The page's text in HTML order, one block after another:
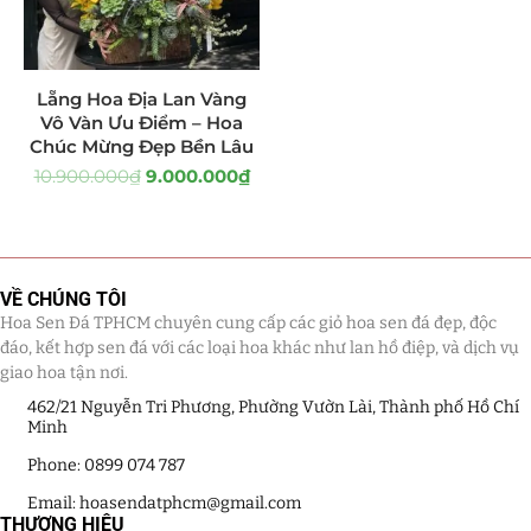
Tiểu Cảnh Lan Sen Đá
Hoa Ngày Lễ 8/3
Hoa Tặng 14/2
Quà Tặng (507)
Quà Noel - Quà Giáng Sinh
Quà Tặng Khách Hàng
Quà Tặng Sếp
Quà Tết
Lẵng Hoa Địa Lan Vàng
Vô Vàn Ưu Điểm – Hoa
Chúc Mừng Đẹp Bền Lâu
10.900.000₫ 9.000.000₫
VỀ CHÚNG TÔI
Hoa Sen Đá TPHCM chuyên cung cấp các giỏ hoa sen đá đẹp, độc
đáo, kết hợp sen đá với các loại hoa khác như lan hồ điệp, và dịch vụ
giao hoa tận nơi.
462/21 Nguyễn Tri Phương, Phường Vườn Lài, Thành phố Hồ Chí
Minh
Phone: 0899 074 787
Email: hoasendatphcm@gmail.com
THƯƠNG HIỆU